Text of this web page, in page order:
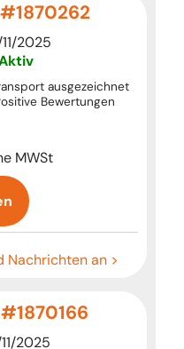
2025
ausgezeichnet
Bewertungen
MWSt
Nachrichten an >
2025